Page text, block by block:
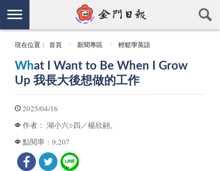
現在位置： 首頁 新聞專區 輕鬆學英語
What I Want to Be When I Grow
Up 我長大後想做的工作
2025/04/16
作者： 湖小六○四／楊欣翮。
點閱率： 9,207